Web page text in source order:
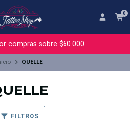
0
compras sobre $60.000
QUELLE
FILTROS